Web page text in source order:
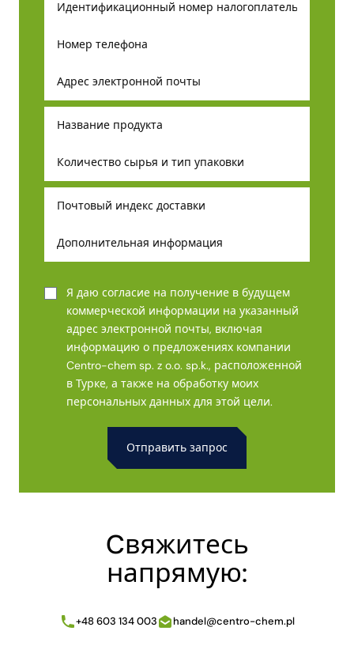
Я даю согласие на получение в будущем
коммерческой информации на указанный
адрес электронной почты, включая
информацию о предложениях компании
Centro-chem sp. z o.o. sp.k., расположенной
в Турке, а также на обработку моих
персональных данных для этой цели.
Cвяжитесь
напрямую:
+48 603 134 003 handel@centro-chem.pl